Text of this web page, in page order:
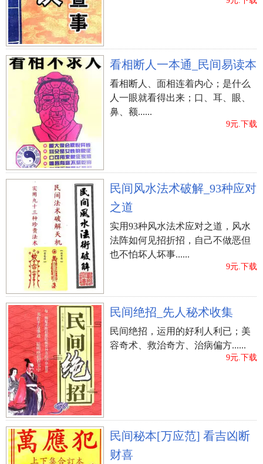
看相断人一本通_民间易读本
看相断人、面相连着内心；是什么
人一眼就看得出来；口、耳、眼、
鼻、额......
9元.下载
民间风水法术破解_93种应对
之道
实用93种风水法术应对之道，风水
法阵如何见招折招，自己不做恶但
也不怕坏人坏事......
9元.下载
民间绝招_先人秘术收集
民间绝招，运用的好利人利已；美
容奇术、救治奇方、治病偏方......
9元.下载
民间秘本[万应范] 看吉凶断
财喜